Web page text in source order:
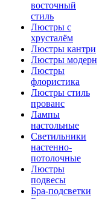
восточный
стиль
Люстры с
хрусталём
Люстры кантри
Люстры модерн
Люстры
флористика
Люстры стиль
прованс
Лампы
настольные
Светильники
настенно-
потолочные
Люстры
подвесы
Бра-подсветки